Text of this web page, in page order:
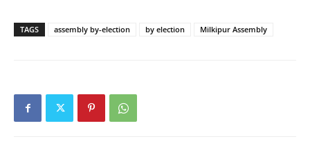
TAGS assembly by-election by election Milkipur Assembly